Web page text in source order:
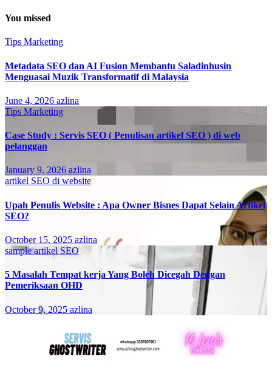
You missed
Tips Marketing
Metadata SEO dan AI Fusion Membantu Saladinhusin
Menguasai Muzik Transformatif di Malaysia
June 4, 2026 azlina
Tips Marketing
Case Study : Servis SEO ( Penulisan artikel SEO ) di web
pelanggan
January 9, 2026 azlina
artikel SEO di website
Upah Penulis Website : Apa Owner Bisnes Dapat Selain Artikel
SEO?
October 15, 2025 azlina
sample artikel SEO
5 Masalah Tempat kerja Yang Boleh Dicegah Dengan
Pemeriksaan OHD
October 9, 2025 azlina